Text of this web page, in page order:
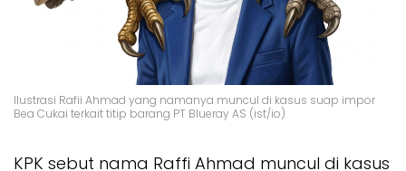
Ilustrasi Rafii Ahmad yang namanya muncul di kasus suap impor
Bea Cukai terkait titip barang PT Blueray AS (ist/io)
KPK sebut nama Raffi Ahmad muncul di kasus